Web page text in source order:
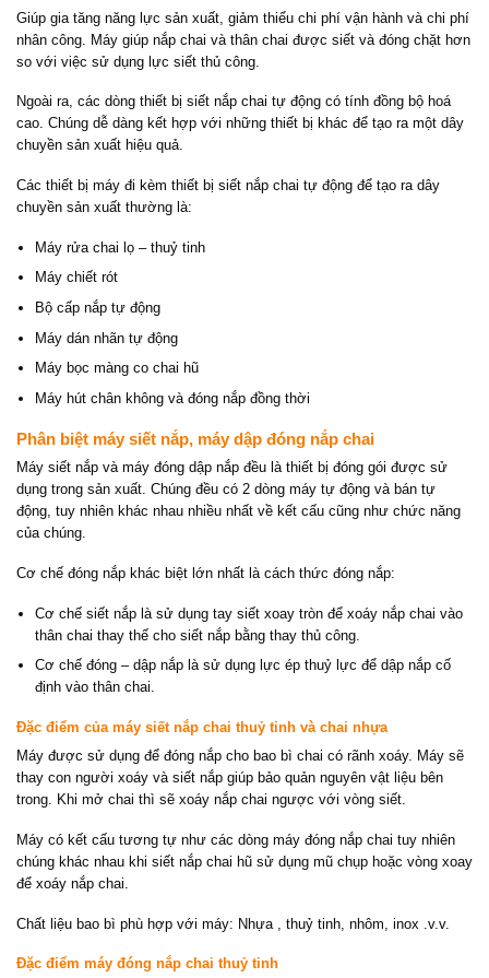
Giúp gia tăng năng lực sản xuất, giảm thiểu chi phí vận hành và chi phí
nhân công. Máy giúp nắp chai và thân chai được siết và đóng chặt hơn
so với việc sử dụng lực siết thủ công.
Ngoài ra, các dòng thiết bị siết nắp chai tự động có tính đồng bộ hoá
cao. Chúng dễ dàng kết hợp với những thiết bị khác để tạo ra một dây
chuyền sản xuất hiệu quả.
Các thiết bị máy đi kèm thiết bị siết nắp chai tự động để tạo ra dây
chuyền sản xuất thường là:
Máy rửa chai lọ – thuỷ tinh
Máy chiết rót
Bộ cấp nắp tự động
Máy dán nhãn tự động
Máy bọc màng co chai hũ
Máy hút chân không và đóng nắp đồng thời
Phân biệt máy siết nắp, máy dập đóng nắp chai
Máy siết nắp và máy đóng dập nắp đều là thiết bị đóng gói được sử
dụng trong sản xuất. Chúng đều có 2 dòng máy tự động và bán tự
động, tuy nhiên khác nhau nhiều nhất về kết cấu cũng như chức năng
của chúng.
Cơ chế đóng nắp khác biệt lớn nhất là cách thức đóng nắp:
Cơ chế siết nắp là sử dụng tay siết xoay tròn để xoáy nắp chai vào
thân chai thay thế cho siết nắp bằng thay thủ công.
Cơ chế đóng – dập nắp là sử dụng lực ép thuỷ lực để dập nắp cố
định vào thân chai.
Đặc điểm của máy siết nắp chai thuỷ tinh và chai nhựa
Máy được sử dụng để đóng nắp cho bao bì chai có rãnh xoáy. Máy sẽ
thay con người xoáy và siết nắp giúp bảo quản nguyên vật liệu bên
trong. Khi mở chai thì sẽ xoáy nắp chai ngược với vòng siết.
Máy có kết cấu tương tự như các dòng máy đóng nắp chai tuy nhiên
chúng khác nhau khi siết nắp chai hũ sử dụng mũ chụp hoặc vòng xoay
để xoáy nắp chai.
Chất liệu bao bì phù hợp với máy: Nhựa , thuỷ tinh, nhôm, inox .v.v.
Đặc điểm máy đóng nắp chai thuỷ tinh